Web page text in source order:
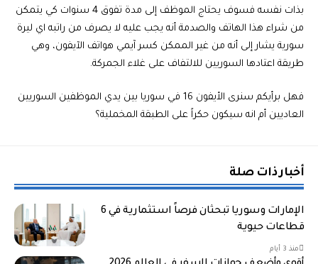
بذات نفسه فسوف يحتاج الموظف إلى مدة تفوق 4 سنوات كي يتمكن
من شراء هذا الهاتف والصدمة أنه يجب عليه لا يصرف من راتبه اي ليرة
سورية يشار إلى أنه من غير الممكن كسر آيمي هواتف الآيفون، وهي
طريقة اعتادها السوريين للالتفاف على غلاء الجمركة.
فهل برأيكم سنرى الأيفون 16 في سوريا بين يدي الموظفين السوريين
العاديين أم انه سيكون حكراً على الطبقة المخملية؟
أخبار ذات صلة
الإمارات وسوريا تبحثان فرصاً استثمارية في 6
قطاعات حيوية
منذ 3 أيام